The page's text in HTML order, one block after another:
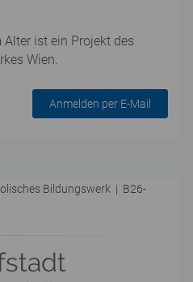
ist ein Projekt des
Wien.
Anmelden per E-Mail
Bildungswerk | B26-